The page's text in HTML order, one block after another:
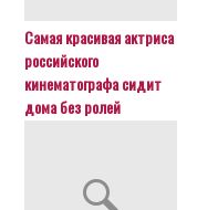
Самая красивая актриса
российского
кинематографа сидит
дома без ролей